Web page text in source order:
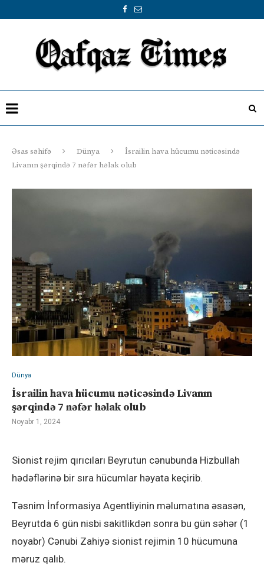
Əsas səhifə Dünya
İsrailin hava hücumu nəticəsində
Livanın şərqində 7 nəfər həlak olub
Dünya
İsrailin hava hücumu nəticəsində Livanın
şərqində 7 nəfər həlak olub
Noyabr 1, 2024
Sionist rejim qırıcıları Beyrutun cənubunda Hizbullah
hədəflərinə bir sıra hücumlar həyata keçirib.
Təsnim İnformasiya Agentliyinin məlumatına əsasən,
Beyrutda 6 gün nisbi sakitlikdən sonra bu gün səhər (1
noyabr) Cənubi Zahiyə sionist rejimin 10 hücumuna
məruz qalıb.